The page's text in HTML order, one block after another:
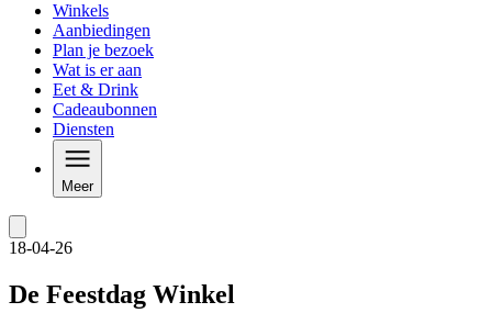
Winkels
Aanbiedingen
Plan je bezoek
Wat is er aan
Eet & Drink
Cadeaubonnen
Diensten
Meer
18-04-26
De Feestdag Winkel